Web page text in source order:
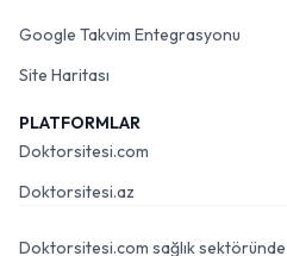
Google Takvim Entegrasyonu
Site Haritası
PLATFORMLAR
Doktorsitesi.com
Doktorsitesi.az
Doktorsitesi.com sağlık